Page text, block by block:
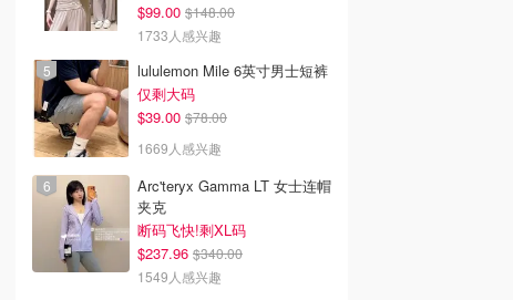
$99.00 $148.00
1733人感兴趣
lululemon Mile 6英寸男士短裤
仅剩大码
$39.00 $78.00
1669人感兴趣
Arc'teryx Gamma LT 女士连帽
夹克
断码飞快!剩XL码
$237.96 $340.00
1549人感兴趣